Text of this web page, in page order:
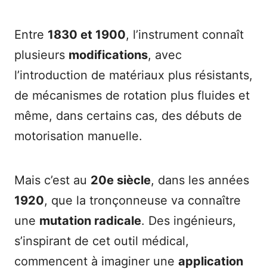
Entre 1830 et 1900, l’instrument connaît
plusieurs modifications, avec
l’introduction de matériaux plus résistants,
de mécanismes de rotation plus fluides et
même, dans certains cas, des débuts de
motorisation manuelle.
Mais c’est au 20e siècle, dans les années
1920, que la tronçonneuse va connaître
une mutation radicale. Des ingénieurs,
s’inspirant de cet outil médical,
commencent à imaginer une application